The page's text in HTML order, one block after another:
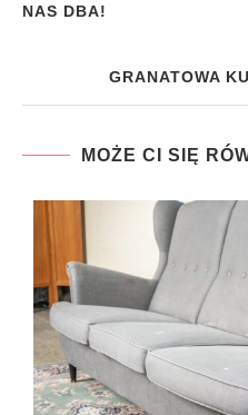
NAS DBA!
GRANATOWA
MOŻE CI SIĘ